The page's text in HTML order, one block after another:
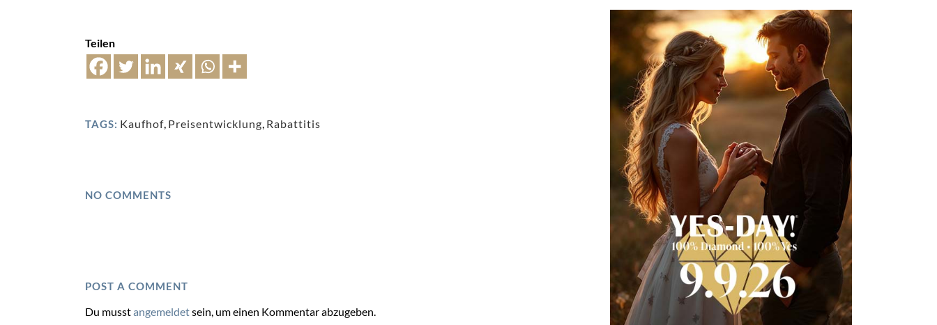
Teilen
TAGS: Kaufhof, Preisentwicklung, Rabattitis
NO COMMENTS
POST A COMMENT
Du musstangemeldetsein, um einen Kommentar abzugeben.